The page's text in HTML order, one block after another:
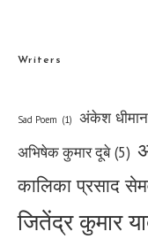
Writers
Sad Poem (1) अंकेश धीमान
अभिषेक कुमार दूबे (5)
कालिका प्रसाद
जितेंद्र कुमार